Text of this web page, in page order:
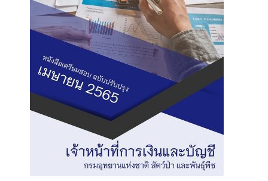
be
chosen
on
the
product